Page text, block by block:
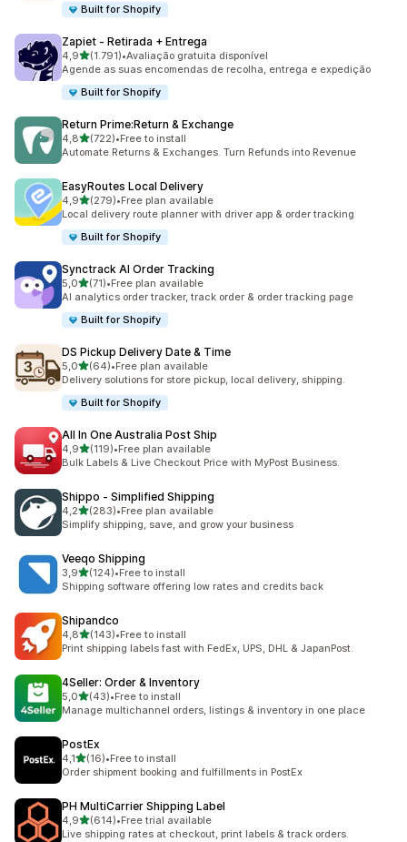
Built for Shopify
Zapiet ‑ Retirada + Entrega
4,9de 5 estrelas
(1.791)
1791 total de avaliações
•Avaliação gratuita disponível
Agende as suas encomendas de recolha, entrega e expedição
Built for Shopify
Return Prime:Return & Exchange
4,8de 5 estrelas
(722)
722 total de avaliações
•Free to install
Automate Returns & Exchanges. Turn Refunds into Revenue
EasyRoutes Local Delivery
4,9de 5 estrelas
(279)
279 total de avaliações
•Free plan available
Local delivery route planner with driver app & order tracking
Built for Shopify
Synctrack AI Order Tracking
5,0de 5 estrelas
(71)
71 total de avaliações
•Free plan available
AI analytics order tracker, track order & order tracking page
Built for Shopify
DS Pickup Delivery Date & Time
5,0de 5 estrelas
(64)
64 total de avaliações
•Free plan available
Delivery solutions for store pickup, local delivery, shipping.
Built for Shopify
All In One Australia Post Ship
4,9de 5 estrelas
(119)
119 total de avaliações
•Free plan available
Bulk Labels & Live Checkout Price with MyPost Business.
Shippo ‑ Simplified Shipping
4,2de 5 estrelas
(283)
283 total de avaliações
•Free plan available
Simplify shipping, save, and grow your business
Veeqo Shipping
3,9de 5 estrelas
(124)
124 total de avaliações
•Free to install
Shipping software offering low rates and credits back
Shipandco
4,8de 5 estrelas
(143)
143 total de avaliações
•Free to install
Print shipping labels fast with FedEx, UPS, DHL & JapanPost.
4Seller: Order & Inventory
5,0de 5 estrelas
(43)
43 total de avaliações
•Free to install
Manage multichannel orders, listings & inventory in one place
PostEx
4,1de 5 estrelas
(16)
16 total de avaliações
•Free to install
Order shipment booking and fulfillments in PostEx
PH MultiCarrier Shipping Label
4,9de 5 estrelas
(614)
614 total de avaliações
•Free trial available
Live shipping rates at checkout, print labels & track orders.